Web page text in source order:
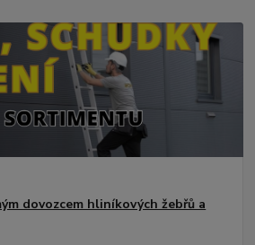
dovozcem hliníkových žebřů a